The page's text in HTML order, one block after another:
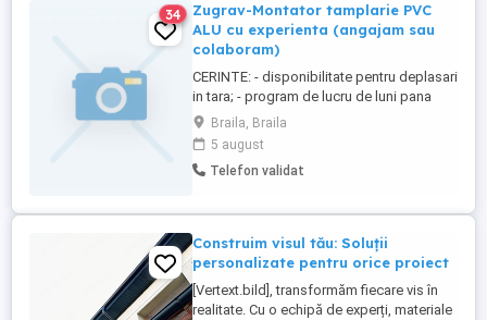
34
Zugrav-Montator tamplarie PVC
ALU cu experienta (angajam sau
colaboram)
CERINTE: - disponibilitate pentru deplasari
in tara; - program de lucru de luni pana
sambata; - experienta serioasa in domeniu
; - absolvent de minim studii medii ; -
persoana serioasa, punctuala si ordonata;
- indemanare si atentie la detalii ; -
stabilitate, ...
Braila, Braila
5 august
Telefon validat
Construim visul tău: Soluții
personalizate pentru orice proiect
[Vertext.bild], transformăm fiecare vis în
realitate. Cu o echipă de experți, materiale